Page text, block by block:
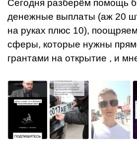
Сегодня разберём помощь
денежные выплаты (аж 20
на руках плюс 10),
сферы, которые нужны
грантами на открытие , и